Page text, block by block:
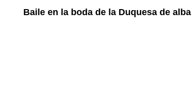
Baile en la boda de la Duquesa de alba